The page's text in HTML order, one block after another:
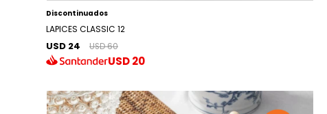
Discontinuados
LAPICES CLASSIC 12
USD 24 USD 60
USD20